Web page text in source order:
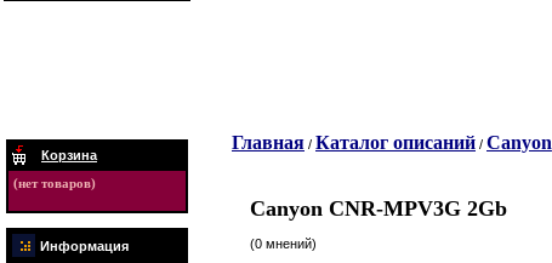
Корзина
(нет товаров)
Информация
Главная / Каталог описаний / Canyon
Canyon CNR-MPV3G 2Gb
(0 мнений)